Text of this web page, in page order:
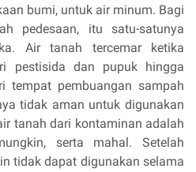
bumi, untuk air minum. Bagi
pedesaan, itu satu-satunya
Air tanah tercemar ketika
pestisida dan pupuk hingga
tempat pembuangan sampah
tidak aman untuk digunakan
tanah dari kontaminan adalah
serta mahal. Setelah
tidak dapat digunakan selama